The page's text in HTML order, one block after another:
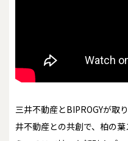
三井不動産とBIPROGYが取
井不動産との共創で、柏の